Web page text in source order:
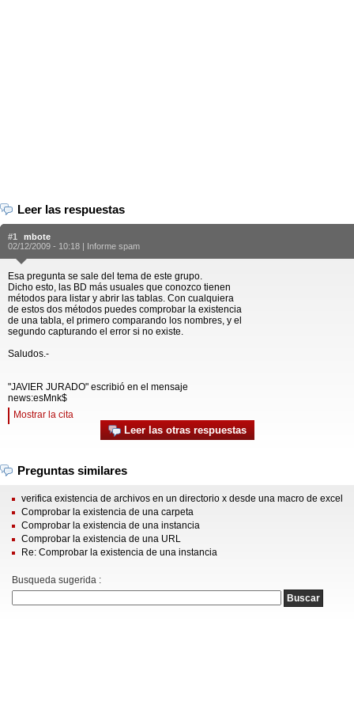
Leer las respuestas
#1
mbote
02/12/2009 - 10:18 | Informe spam
Esa pregunta se sale del tema de este grupo.
Dicho esto, las BD más usuales que conozco tienen
métodos para listar y abrir las tablas. Con cualquiera
de estos dos métodos puedes comprobar la existencia
de una tabla, el primero comparando los nombres, y el
segundo capturando el error si no existe.
Saludos.-
"JAVIER JURADO" escribió en el mensaje
news:esMnk$
Mostrar la cita
Leer las otras respuestas
Preguntas similares
verifica existencia de archivos en un directorio x desde una macro de excel
Comprobar la existencia de una carpeta
Comprobar la existencia de una instancia
Comprobar la existencia de una URL
Re: Comprobar la existencia de una instancia
Busqueda sugerida :